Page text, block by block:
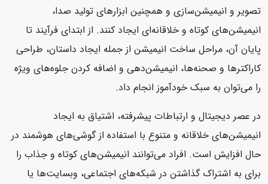
تصویر و انیمیشن‌سازی و همچنین ابزارهای تولید صدا،
انیمیشن‌های کوتاه و خلاقانه‌ای ایجاد کنند. از ابتدای فرآیند تا
پایان آن، مراحل ساخت انیمیشن از جمله ایجاد داستان، طراحی
کاراکترها و صحنه‌ها، انیمیشن‌دهی و اضافه کردن جلوه‌های ویژه
را می‌توان به سبک خودآموز انجام داد.
در عصر دیجیتال و ارتباطات پیشرفته، اشتیاق به ایجاد
انیمیشن‌های خلاقانه و متنوع با استفاده از گوشی‌های هوشمند در
حال افزایش است. افراد می‌توانند انیمیشن‌های کوتاه و جذاب را
برای به اشتراک گذاشتن در شبکه‌های اجتماعی، وبسایت‌ها یا